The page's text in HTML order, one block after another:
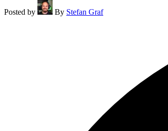
Posted by By Stefan Graf